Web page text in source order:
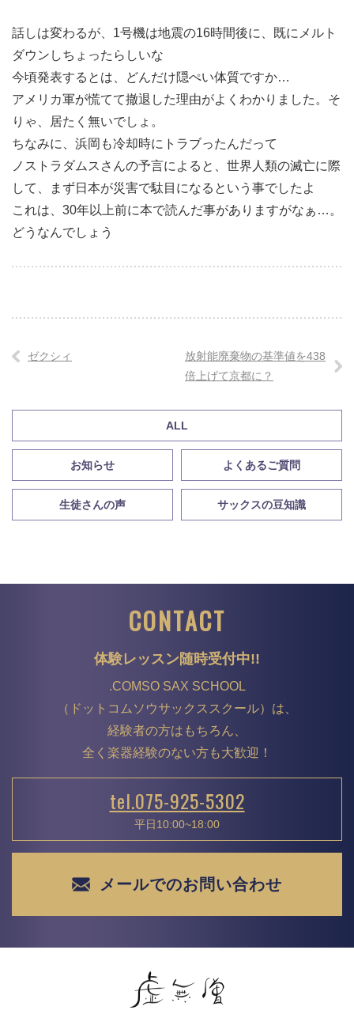
話しは変わるが、1号機は地震の16時間後に、既にメルト
ダウンしちょったらしいな
今頃発表するとは、どんだけ隠ぺい体質ですか…
アメリカ軍が慌てて撤退した理由がよくわかりました。そ
りゃ、居たく無いでしょ。
ちなみに、浜岡も冷却時にトラブったんだって
ノストラダムスさんの予言によると、世界人類の滅亡に際
して、まず日本が災害で駄目になるという事でしたよ
これは、30年以上前に本で読んだ事がありますがなぁ…。
どうなんでしょう
ゼクシィ
放射能廃棄物の基準値を438
倍上げて京都に？
ALL
お知らせ よくあるご質問
生徒さんの声 サックスの豆知識
CONTACT
体験レッスン随時受付中!!
.COMSO SAX SCHOOL
（ドットコムソウサックススクール）は、
経験者の方はもちろん、
全く楽器経験のない方も大歓迎！
tel.075-925-5302
平日10:00~18:00
メールでのお問い合わせ